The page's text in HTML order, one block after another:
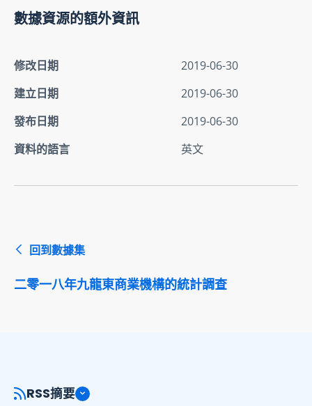
數據資源的額外資訊
修改日期
2019-06-30
建立日期
2019-06-30
發布日期
2019-06-30
資料的語言
英文
回到數據集
二零一八年九龍東商業機構的統計調查
RSS摘要